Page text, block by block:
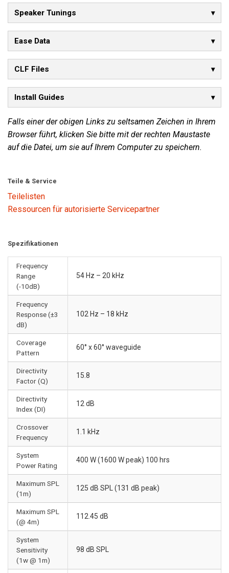
Speaker Tunings
Ease Data
CLF Files
Install Guides
Falls einer der obigen Links zu seltsamen Zeichen in Ihrem
Browser führt, klicken Sie bitte mit der rechten Maustaste
auf die Datei, um sie auf Ihrem Computer zu speichern.
Teile & Service
Teilelisten
Ressourcen für autorisierte Servicepartner
Spezifikationen
Frequency
Range
(-10dB)
54 Hz – 20 kHz
Frequency
Response (±3
dB)
102 Hz – 18 kHz
Coverage
Pattern
60° x 60° waveguide
Directivity
Factor (Q)
15.8
Directivity
Index (DI)
12 dB
Crossover
Frequency
1.1 kHz
System
Power Rating
400 W (1600 W peak) 100 hrs
Maximum SPL
(1m)
125 dB SPL (131 dB peak)
Maximum SPL
(@ 4m)
112.45 dB
System
Sensitivity
(1w @ 1m)
98 dB SPL